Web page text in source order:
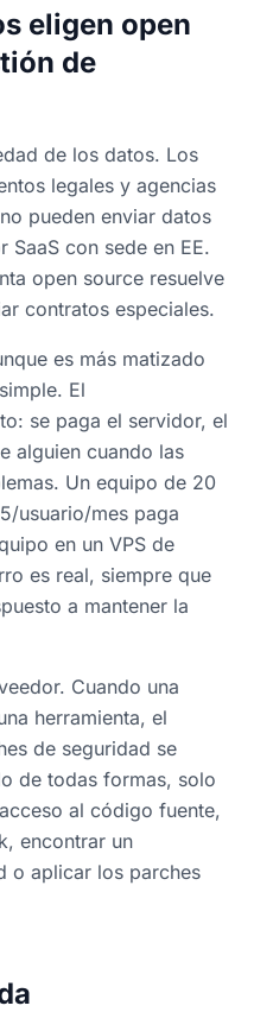
eligen open
de
de los datos. Los
legales y agencias
pueden enviar datos
con sede en EE.
open source resuelve
contratos especiales.
es más matizado
El
se paga el servidor, el
alguien cuando las
Un equipo de 20
usuario/mes paga
en un VPS de
es real, siempre que
a mantener la
Cuando una
herramienta, el
de seguridad se
de todas formas, solo
al código fuente,
encontrar un
o aplicar los parches